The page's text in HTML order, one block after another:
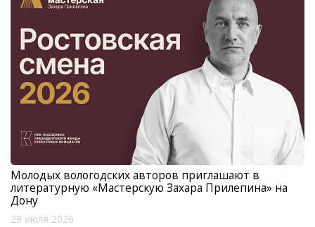
Молодых вологодских авторов приглашают в
литературную «Мастерскую Захара Прилепина» на
Дону
29 июля 2026